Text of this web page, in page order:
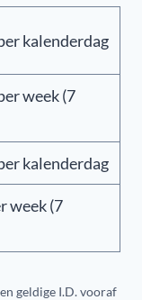
kalenderdag
week (7
kalenderdag
week (7
geldige I.D. vooraf